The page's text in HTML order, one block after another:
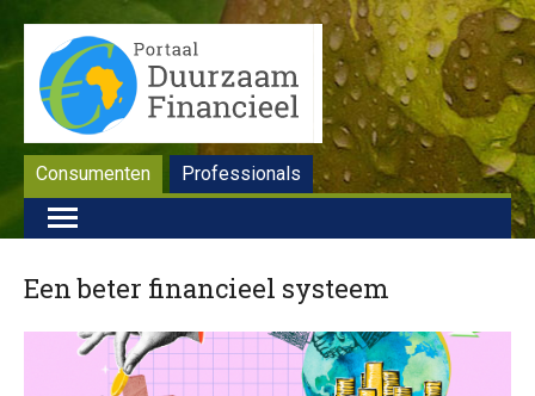
Consumenten Professionals
Een beter financieel systeem